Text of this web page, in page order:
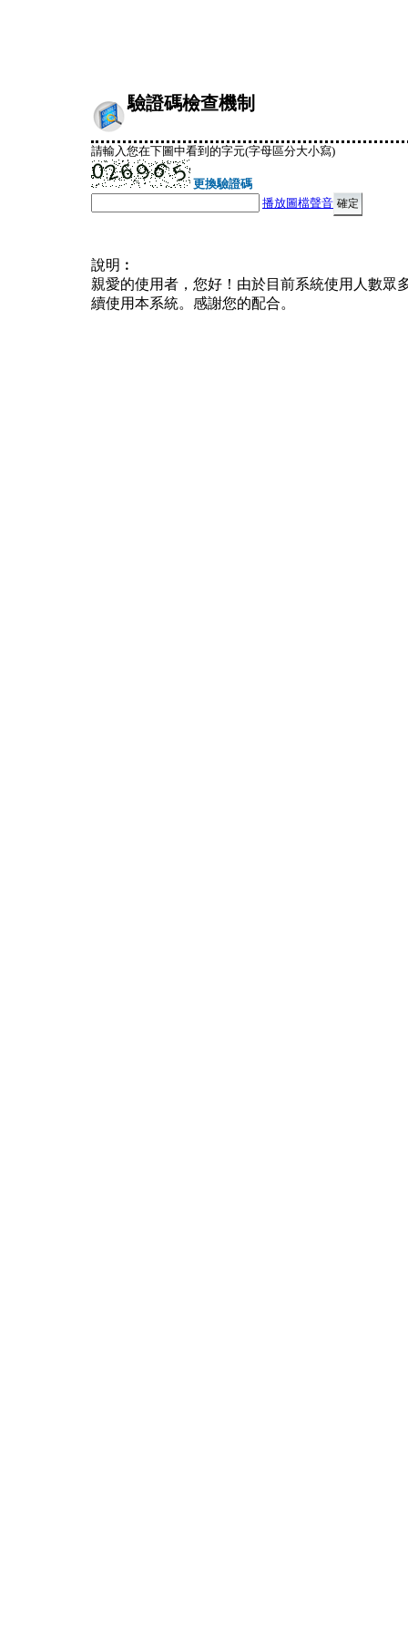
驗證碼檢查機制
請輸入您在下圖中看到的字元(字母區分大小寫)
更換驗證碼
播放圖檔聲音
說明︰
親愛的使用者，您好！由於目前系統使用人數眾
續使用本系統。感謝您的配合。